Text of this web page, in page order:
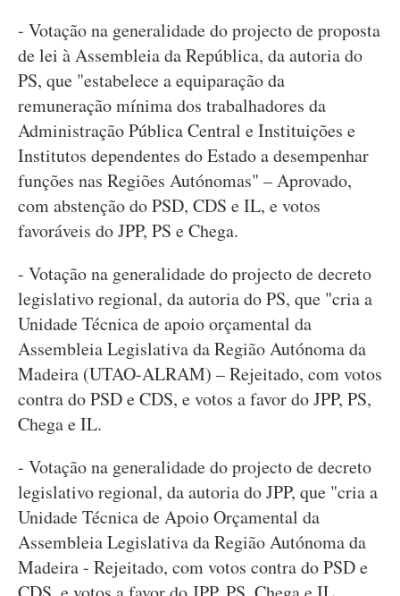
- Votação na generalidade do projecto de proposta
de lei à Assembleia da República, da autoria do
PS, que "estabelece a equiparação da
remuneração mínima dos trabalhadores da
Administração Pública Central e Instituições e
Institutos dependentes do Estado a desempenhar
funções nas Regiões Autónomas" – Aprovado,
com abstenção do PSD, CDS e IL, e votos
favoráveis do JPP, PS e Chega.
- Votação na generalidade do projecto de decreto
legislativo regional, da autoria do PS, que "cria a
Unidade Técnica de apoio orçamental da
Assembleia Legislativa da Região Autónoma da
Madeira (UTAO-ALRAM) – Rejeitado, com votos
contra do PSD e CDS, e votos a favor do JPP, PS,
Chega e IL.
- Votação na generalidade do projecto de decreto
legislativo regional, da autoria do JPP, que "cria a
Unidade Técnica de Apoio Orçamental da
Assembleia Legislativa da Região Autónoma da
Madeira - Rejeitado, com votos contra do PSD e